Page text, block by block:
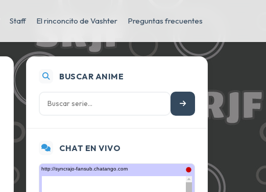
Staff El rinconcito de Vashter Preguntas frecuentes
BUSCAR ANIME
CHAT EN VIVO